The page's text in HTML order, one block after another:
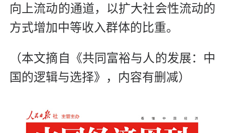
向上流动的通道，以扩大社会性流动的
方式增加中等收入群体的比重。
（本文摘自《共同富裕与人的发展：中
国的逻辑与选择》，内容有删减）